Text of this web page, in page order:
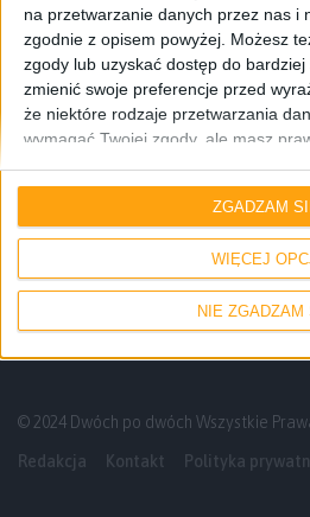
na przetwarzanie danych przez nas i
zgodnie z opisem powyżej. Możesz
zgody lub uzyskać dostęp do bardziej
zmienić swoje preferencje przed
że niektóre rodzaje przetwarzania
wymagać Twojej zgody, ale masz
do tej witryny. Możesz w dowolnym
preferencje lub wycofać zgodę,
przycisk "Prywatność" na dole strony.
WIĘCEJ
NIE ZGADZAM
ZGADZAM
Małe smartfony w 2023
© 2024 Dwóch po dwóch Wszystkie
Redakcja Kontakt Polityka